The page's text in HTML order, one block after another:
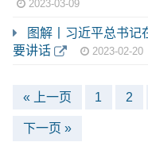
2023-03-09
图解丨习近平总书记
要讲话
2023-02-20
« 上一页 1 2
下一页 »